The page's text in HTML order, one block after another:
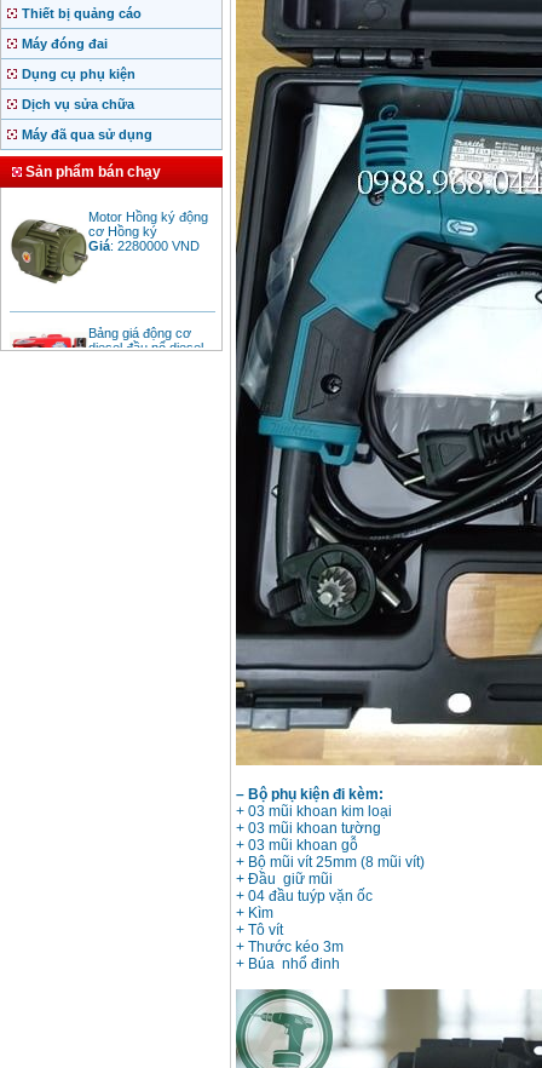
Thiết bị quảng cáo
Máy đóng đai
Dụng cụ phụ kiện
Dịch vụ sửa chữa
Máy đã qua sử dụng
Sản phẩm bán chạy
cơ Hồng ký
Giá:2280000 VND
Bảng giá động cơ
diesel đầu nổ diesel
Giá:6500000VND
– Bộ phụ kiện đi kèm:
+ 03 mũi khoan kim loại
+ 03 mũi khoan tường
+ 03 mũi khoan gỗ
+ Bộ mũi vít 25mm (8 mũi vít)
+ Đầu giữ mũi
+ 04 đầu tuýp vặn ốc
+ Kìm
+ Tô vít
+ Thước kéo 3m
+ Búa nhổ đinh